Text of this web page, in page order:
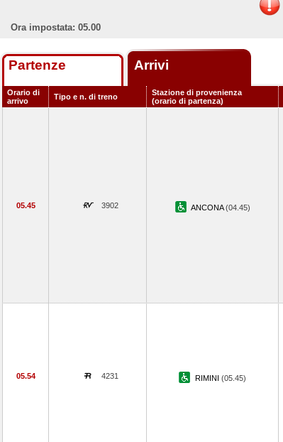
Ora impostata: 05.00
Partenze Arrivi
Orario di
arrivo
Tipo e n. di treno
Stazione di provenienza
(orario di partenza)
05.45 3902 ANCONA(04.45)
05.54 4231 RIMINI (05.45)